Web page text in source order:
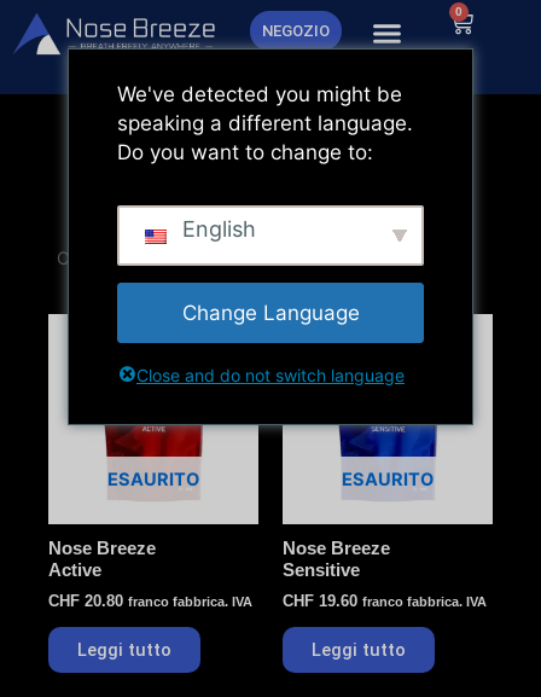
NEGOZIO
0
Carrello
ESAURITO
Nose Breeze
Active
CHF 20.80 franco fabbrica. IVA
Leggi tutto
ESAURITO
Nose Breeze
Sensitive
CHF 19.60 franco fabbrica. IVA
Leggi tutto
We've detected you might be
speaking a different language.
Do you want to change to:
English
Change Language
Close and do not switch language